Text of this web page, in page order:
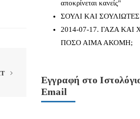
αποκρίνεται κανείς"
ΣΟΥΛΙ ΚΑΙ ΣΟΥΛΙΩΤΕΣ
2014-07-17. ΓΑΖΑ
ΠΟΣΟ ΑΙΜΑ ΑΚΟΜΗ;
Εγγραφή στο
Email